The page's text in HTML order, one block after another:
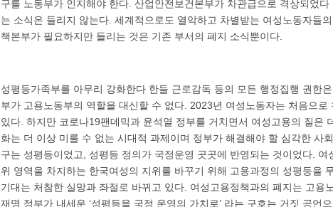
구를 노동부가 인지해야 한다. 산업안전보건본부가 차관급으로 격상되었
는 소식은 들리지 않는다. 세계적으로도 열악하고 차별받는 여성노동자들
책본부가 필요하지만 들리는 것은 기존 부서의 폐지 소식뿐이다.
성평등가족부를 아무리 강화한다 한들 근로감독 등의 모든 행정집행 권한
부가 고용노동부의 역할을 대신할 수 없다. 2023년 여성노동자는 처음으
있다. 하지만 코로나19팬데믹과 윤석열 정부를 거치면서 여성고용의 질은
화는 더 이상 미룰 수 없는 시대적 과제이며 정부가 해결해야 할 심각한 사
구는 성평등이었고, 성평등 정의가 국정운영 곳곳에 반영되는 것이었다.
위 영역을 차지하는 한국여성의 지위를 바꾸기 위해 고용과정의 성평등을
기대는 처참한 실망과 좌절로 바뀌고 있다. 여성고용정책과의 폐지는 고용
재명 정부가 내세운 ‘성평등을 국정 운영의 가치로’ 라는 구호는 거짓 공언